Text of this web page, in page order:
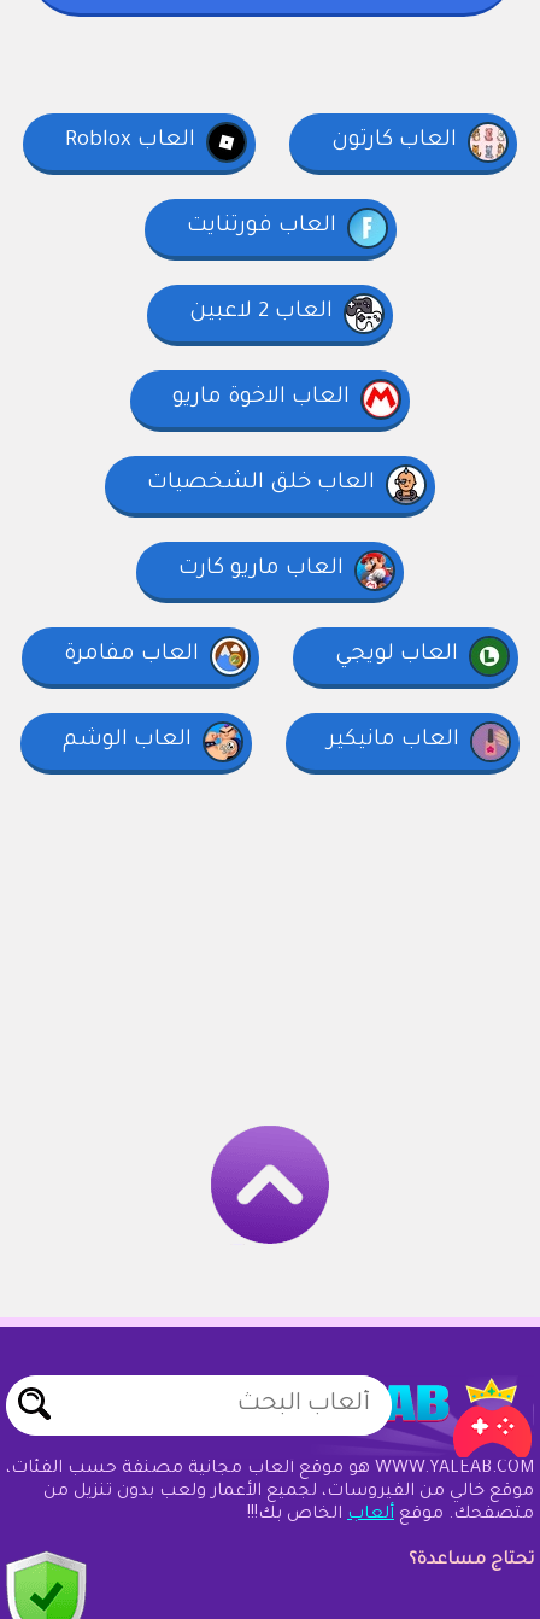
العاب كارتون العاب Roblox
العاب فورتنايت
العاب 2 لاعبين
العاب الاخوة ماريو
العاب خلق الشخصيات
العاب ماريو كارت
العاب لويجي العاب مفامرة
العاب مانيكير العاب الوشم
WWW.YALEAB.COM هو موقع ألعاب مجانية مصنفة حسب الفئات،
موقع خالي من الفيروسات، لجميع الأعمار ولعب بدون تنزيل من
متصفحك. موقع ألعاب الخاص بك!!!
تحتاج مساعدة؟